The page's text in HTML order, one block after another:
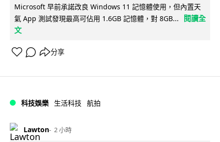
Microsoft 早前承諾改良 Windows 11 記憶體使用，但內置天
氣 App 測試發現最高可佔用 1.6GB 記憶體，對 8GB...
閱讀全
文
分享
科技娛樂 生活科技 航拍
Lawton 2 小時